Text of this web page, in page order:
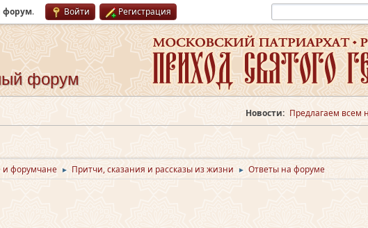
форум. Войти Регистрация
форум
Новости: Предлагаем всем
и форумчане ► Притчи, сказания и рассказы из жизни ► Ответы на форуме